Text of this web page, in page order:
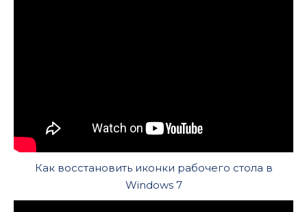
Как восстановить иконки рабочего стола в
Windows 7